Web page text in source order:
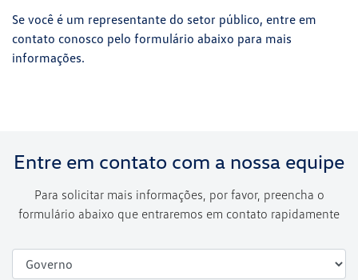
Se você é um representante do setor público, entre em
contato conosco pelo formulário abaixo para mais
informações.
Entre em contato com a nossa equipe
Para solicitar mais informações, por favor, preencha o
formulário abaixo que entraremos em contato rapidamente